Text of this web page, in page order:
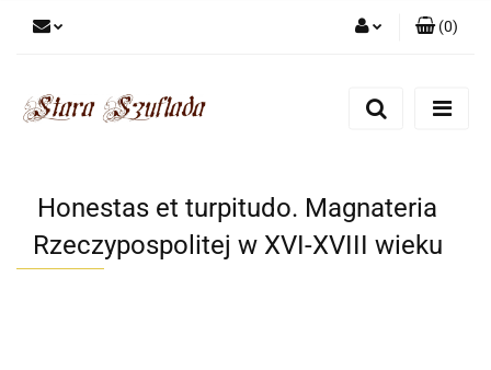
Zarejestruj się
(0)
Honestas et turpitudo. Magnateria
Rzeczypospolitej w XVI-XVIII wieku